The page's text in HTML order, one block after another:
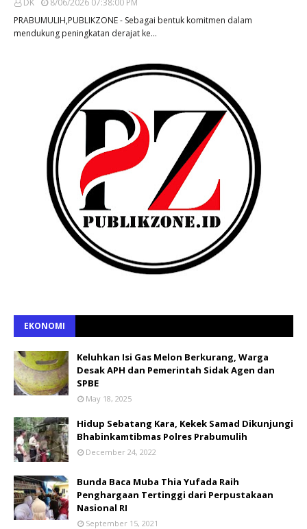
PRABUMULIH,PUBLIKZONE - Sebagai bentuk komitmen dalam
mendukung peningkatan derajat ke…
EKONOMI
Keluhkan Isi Gas Melon Berkurang, Warga
Desak APH dan Pemerintah Sidak Agen dan
SPBE
May 18, 2025
Hidup Sebatang Kara, Kekek Samad Dikunjungi
Bhabinkamtibmas Polres Prabumulih
December 24, 2022
Bunda Baca Muba Thia Yufada Raih
Penghargaan Tertinggi dari Perpustakaan
Nasional RI
September 15, 2021